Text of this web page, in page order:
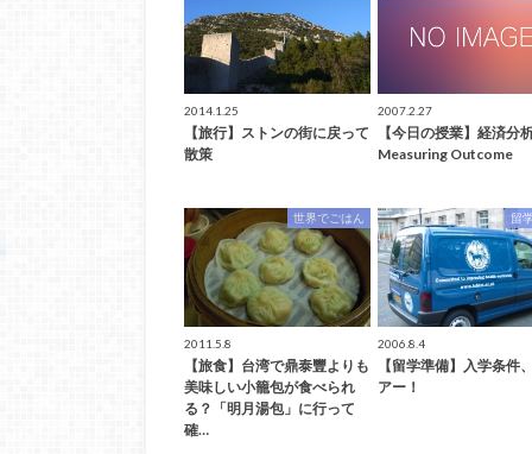
2014.1.25
【旅行】ストンの街に戻って
散策
2007.2.27
【今日の授業】経済
Measuring Outcome
世界でごはん
2011.5.8
【旅食】台湾で鼎泰豐よりも
美味しい小籠包が食べられ
る？「明月湯包」に行って
確…
留
2006.8.4
【留学準備】入学条件
アー！